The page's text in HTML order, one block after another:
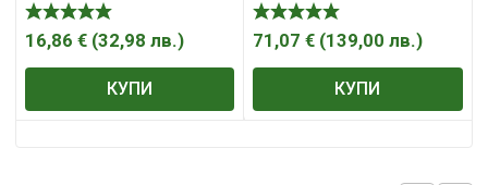
16,86 € (32,98 лв.)
КУПИ
71,07€ (139,00лв.)
КУПИ